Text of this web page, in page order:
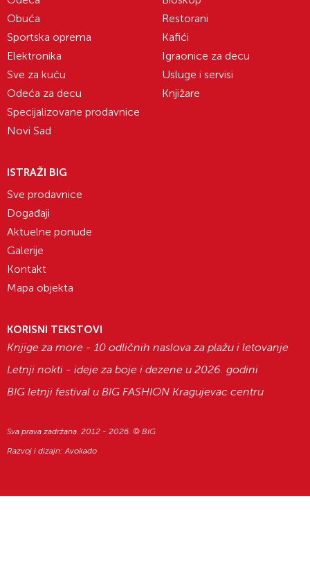
Obuća
Sportska oprema
Elektronika
Sve za kuću
Odeća za decu
Specijalizovane prodavnice
Novi Sad
Restorani
Kafići
Igraonice za decu
Usluge i servisi
Knjižare
ISTRAŽI BIG
Sve prodavnice
Događaji
Aktuelne ponude
Galerije
Kontakt
Mapa objekta
KORISNI TEKSTOVI
Knjige za more - 10 odličnih naslova za plažu i letovanje
Letnji nokti - ideje za boje i dezene u 2026. godini
BIG letnji festival u BIG FASHION Kragujevac centru
Sva prava zadržana. 2012 - 2026. © BIG
Razvoj i dizajn:Avokado